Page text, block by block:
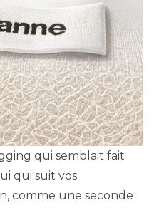
qui semblait fait
qui suit vos
comme une seconde